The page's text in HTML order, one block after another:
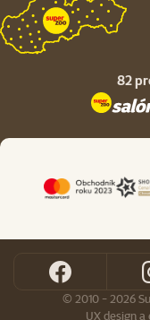
82
© 2010 - 2026
UX designa